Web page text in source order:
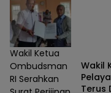
Wakil Ketua
Ombudsman
RI Serahkan
Wakil
Terus